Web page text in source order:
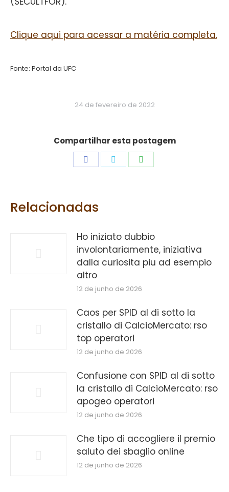
Clique aqui para acessar a matéria completa.
Fonte: Portal da UFC
24 de fevereiro de 2022
Compartilhar esta postagem
Relacionadas
Ho iniziato dubbio
involontariamente, iniziativa
dalla curiosita piu ad esempio
altro
12 de junho de 2026
Caos per SPID al di sotto la
cristallo di CalcioMercato: rso
top operatori
12 de junho de 2026
Confusione con SPID al di sotto
la cristallo di CalcioMercato: rso
apogeo operatori
12 de junho de 2026
Che tipo di accogliere il premio
saluto dei sbaglio online
12 de junho de 2026